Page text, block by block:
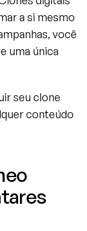
a si mesmo
você
uma única
seu clone
conteúdo